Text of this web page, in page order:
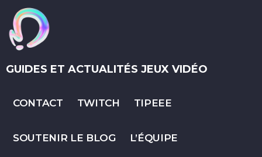
GUIDES ET ACTUALITÉS JEUX VIDÉO
CONTACT TWITCH TIPEEE
SOUTENIR LE BLOG L’ÉQUIPE